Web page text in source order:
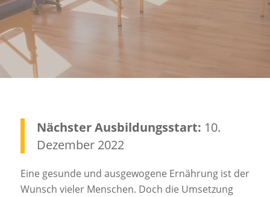
Nächster Ausbildungsstart: 10.
Dezember 2022
Eine gesunde und ausgewogene Ernährung ist der
Wunsch vieler Menschen. Doch die Umsetzung